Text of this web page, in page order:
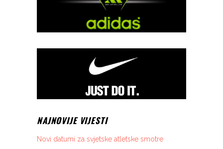
NAJNOVIJE VIJESTI
Novi datumi za svjetske atletske smotre